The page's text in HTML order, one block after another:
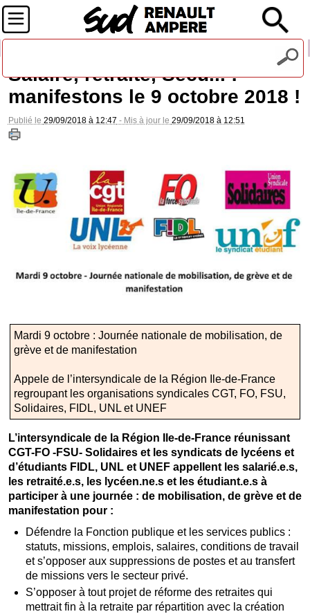
Salaire, retraite, Sécu... :
manifestons le 9 octobre 2018 !
Publié le 29/09/2018 à 12:47 - Mis à jour le 29/09/2018 à 12:51
Mardi 9 octobre : Journée nationale de mobilisation, de
grève et de manifestation
Appele de l’intersyndicale de la Région Ile-de-France
regroupant les organisations syndicales CGT, FO, FSU,
Solidaires, FIDL, UNL et UNEF
L’intersyndicale de la Région Ile-de-France réunissant
CGT-FO -FSU- Solidaires et les syndicats de lycéens et
d’étudiants FIDL, UNL et UNEF appellent les salarié.e.s,
les retraité.e.s, les lycéen.ne.s et les étudiant.e.s à
participer à une journée : de mobilisation, de grève et de
manifestation pour :
Défendre la Fonction publique et les services publics :
statuts, missions, emplois, salaires, conditions de travail
et s’opposer aux suppressions de postes et au transfert
de missions vers le secteur privé.
S’opposer à tout projet de réforme des retraites qui
mettrait fin à la retraite par répartition avec la création